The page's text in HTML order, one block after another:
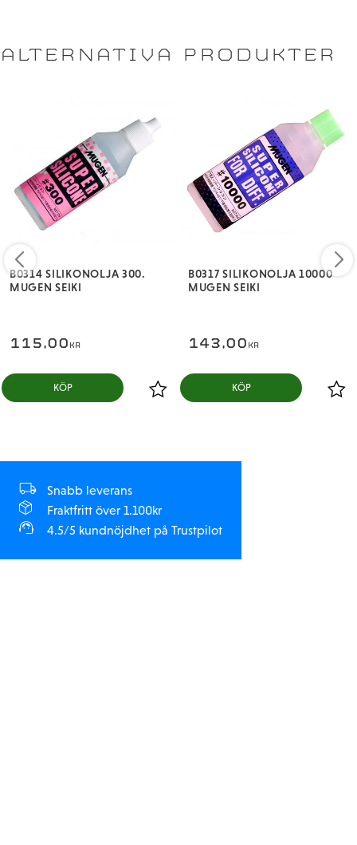
ALTERNATIVA PRODUKTER
B0314 SILIKONOLJA 300.
MUGEN SEIKI
115,00 KR
KÖP
B0317 SILIKONOLJA 10000
MUGEN SEIKI
143,00 KR
KÖP
Snabb leverans
Fraktfritt över 1.100kr
4.5/5 kundnöjdhet på Trustpilot